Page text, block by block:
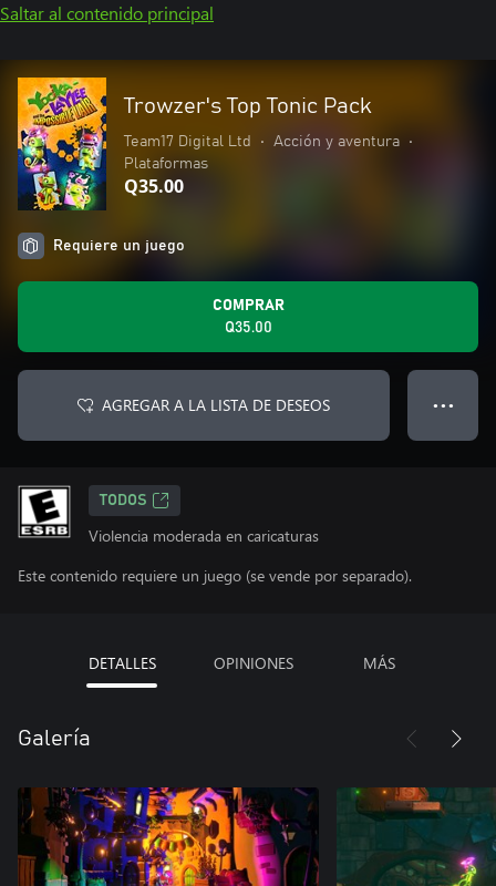
Saltar al contenido principal
Trowzer's Top Tonic Pack
Team17 Digital Ltd • Acción y aventura
•
Plataformas
Q35.00
Requiere un juego
COMPRAR
Q35.00
AGREGAR A LA LISTA DE DESEOS ● ● ●
TODOS
Violencia moderada en caricaturas
Este contenido requiere un juego (se vende por separado).
DETALLES OPINIONES MÁS
Galería